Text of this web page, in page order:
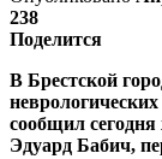
238
Поделится
В Брестской
сообщил
Эдуард Бабич,